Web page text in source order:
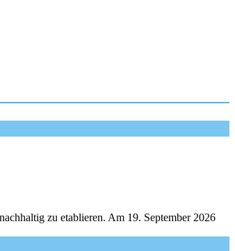
zu etablieren. Am 19. September 2026